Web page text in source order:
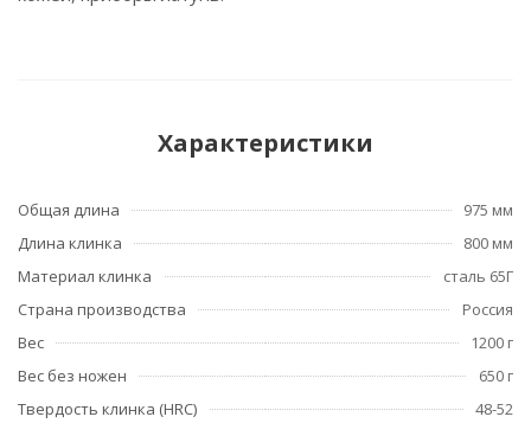
Характеристики
Общая длина
975 мм
Длина клинка
800 мм
Материал клинка
сталь 65Г
Страна производства
Россия
Вес
1200 г
Вес без ножен
650 г
Твердость клинка (HRC)
48-52